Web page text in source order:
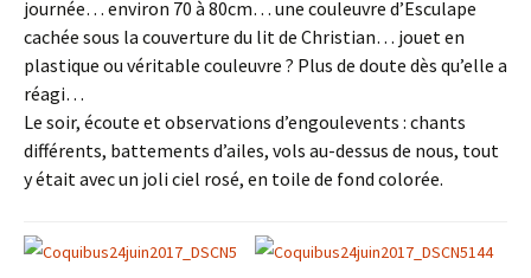
journée… environ 70 à 80cm… une couleuvre d’Esculape
cachée sous la couverture du lit de Christian… jouet en
plastique ou véritable couleuvre ? Plus de doute dès qu’elle a
réagi…
Le soir, écoute et observations d’engoulevents : chants
différents, battements d’ailes, vols au-dessus de nous, tout
y était avec un joli ciel rosé, en toile de fond colorée.